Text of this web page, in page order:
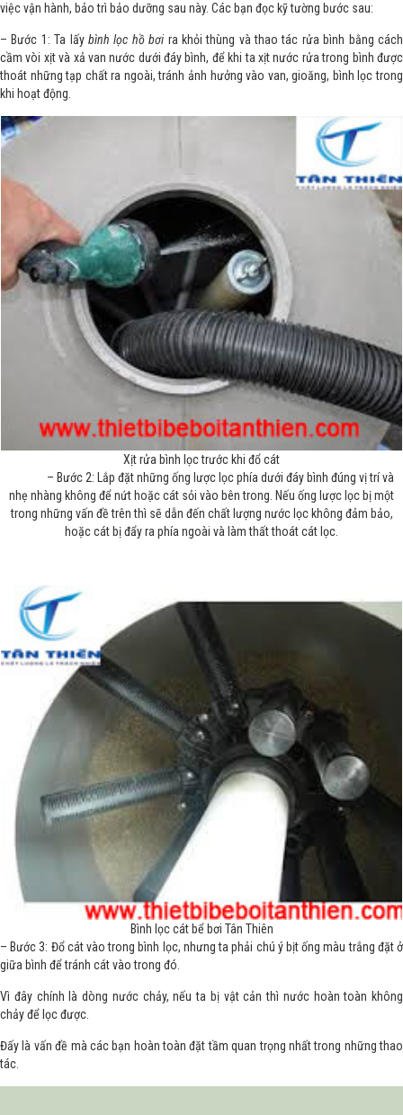
việc vận hành, bảo trì bảo dưỡng sau này. Các bạn đọc kỹ tường bước sau:
– Bước 1: Ta lấy bình lọc hồ bơi ra khỏi thùng và thao tác rửa bình bằng cách
cầm vòi xịt và xả van nước dưới đáy bình, để khi ta xịt nước rửa trong bình được
thoát những tạp chất ra ngoài, tránh ảnh hưởng vào van, gioăng, bình lọc trong
khi hoạt động.
Xịt rửa bình lọc trước khi đổ cát
– Bước 2: Lắp đặt những ống lược lọc phía dưới đáy bình đúng vị trí và
nhẹ nhàng không để nứt hoặc cát sỏi vào bên trong. Nếu ống lược lọc bị một
trong những vấn đề trên thì sẽ dẫn đến chất lượng nước lọc không đảm bảo,
hoặc cát bị đẩy ra phía ngoài và làm thất thoát cát lọc.
Bình lọc cát bể bơi Tân Thiên
– Bước 3: Đổ cát vào trong bình lọc, nhưng ta phải chú ý bịt ống màu trắng đặt ở
giữa bình để tránh cát vào trong đó.
Vì đây chính là dòng nước chảy, nếu ta bị vật cản thì nước hoàn toàn không
chảy để lọc được.
Đấy là vấn đề mà các bạn hoàn toàn đặt tầm quan trọng nhất trong những thao
tác.